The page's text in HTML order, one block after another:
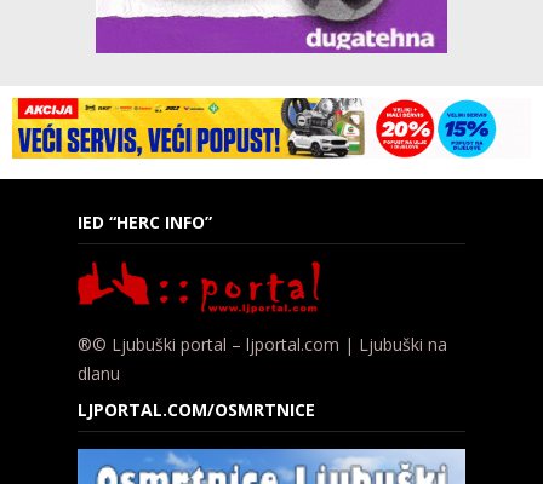
IED “HERC INFO”
®© Ljubuški portal – ljportal.com | Ljubuški na
dlanu
LJPORTAL.COM/OSMRTNICE